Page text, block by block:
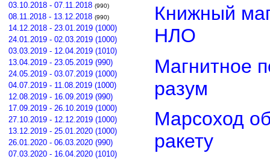
03.10.2018 - 07.11.2018 (990)
08.11.2018 - 13.12.2018 (990)
14.12.2018 - 23.01.2019 (1000)
24.01.2019 - 02.03.2019 (1000)
03.03.2019 - 12.04.2019 (1010)
13.04.2019 - 23.05.2019 (990)
24.05.2019 - 03.07.2019 (1000)
04.07.2019 - 11.08.2019 (1000)
12.08.2019 - 16.09.2019 (990)
17.09.2019 - 26.10.2019 (1000)
27.10.2019 - 12.12.2019 (1000)
13.12.2019 - 25.01.2020 (1000)
26.01.2020 - 06.03.2020 (990)
07.03.2020 - 16.04.2020 (1010)
Книжный
НЛО
Магнитное
разум
Марсоход
ракету